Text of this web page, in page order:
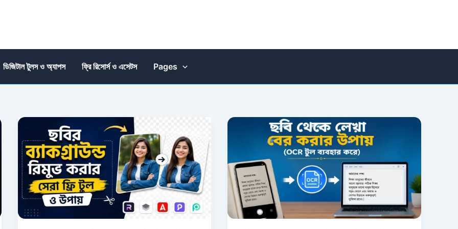
ডিজিটাল টুলস ও অ্যাপস ফ্রি রিসোর্স ও এসেটস Pages